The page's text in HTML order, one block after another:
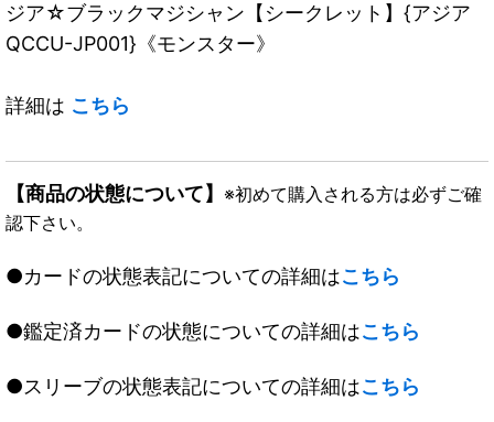
ジア☆ブラックマジシャン【シークレット】{アジア
QCCU-JP001}《モンスター》
詳細は こちら
【商品の状態について】 ※初めて購入される方は必ずご確
認下さい。
●カードの状態表記についての詳細はこちら
●鑑定済カードの状態についての詳細はこちら
●スリーブの状態表記についての詳細はこちら